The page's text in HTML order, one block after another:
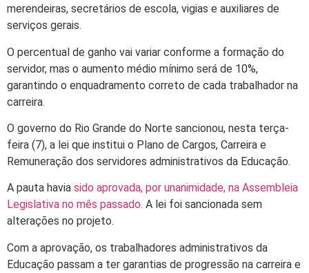
merendeiras, secretários de escola, vigias e auxiliares de
serviços gerais.
O percentual de ganho vai variar conforme a formação do
servidor, mas o aumento médio mínimo será de 10%,
garantindo o enquadramento correto de cada trabalhador na
carreira.
O governo do Rio Grande do Norte sancionou, nesta terça-
feira (7), a lei que institui o Plano de Cargos, Carreira e
Remuneração dos servidores administrativos da Educação.
A pauta havia sido aprovada, por unanimidade, na Assembleia
Legislativa no mês passado. A lei foi sancionada sem
alterações no projeto.
Com a aprovação, os trabalhadores administrativos da
Educação passam a ter garantias de progressão na carreira e